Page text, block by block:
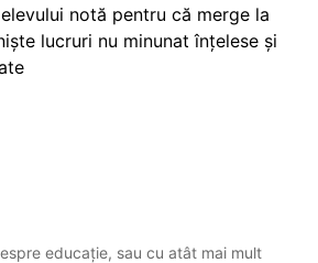
notă pentru că merge la
lucruri nu minunat înțelese și
educație, sau cu atât mai mult